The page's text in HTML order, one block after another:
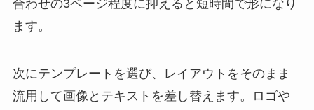
合わせの3ページ程度に抑えると短時間で形になり
ます。
次にテンプレートを選び、レイアウトをそのまま
流用して画像とテキストを差し替えます。ロゴや